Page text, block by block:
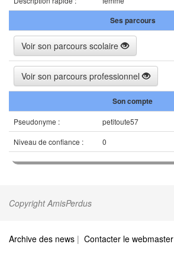
Ses parcours
Voir son parcours scolaire
Voir son parcours professionnel
Son compte
Pseudonyme :
petitoute57
Niveau de confiance :
0
Copyright AmisPerdus
Archive des news | Contacter le webmaster